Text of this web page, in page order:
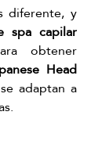
diferente, y
spa capilar
obtener
Head
adaptan a